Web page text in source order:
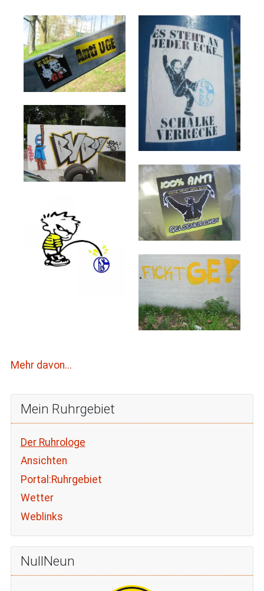
Mehr davon...
Mein Ruhrgebiet
Der Ruhrologe
Ansichten
Portal:Ruhrgebiet
Wetter
Weblinks
NullNeun